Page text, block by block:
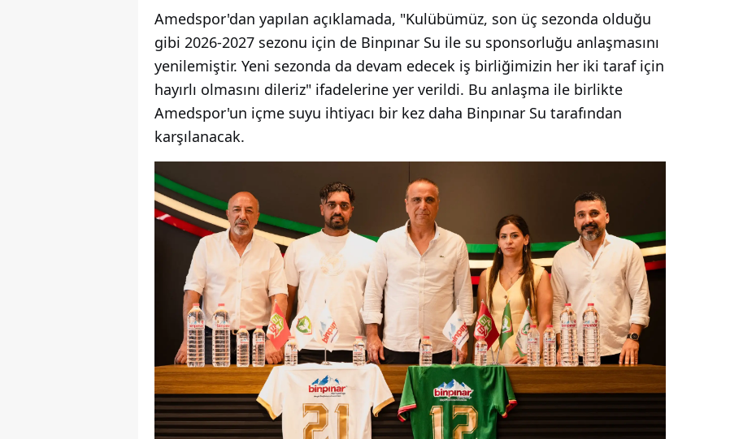
Amedspor'dan yapılan açıklamada, "Kulübümüz, son üç sezonda olduğu
gibi 2026-2027 sezonu için de Binpınar Su ile su sponsorluğu anlaşmasını
yenilemiştir. Yeni sezonda da devam edecek iş birliğimizin her iki taraf için
hayırlı olmasını dileriz" ifadelerine yer verildi. Bu anlaşma ile birlikte
Amedspor'un içme suyu ihtiyacı bir kez daha Binpınar Su tarafından
karşılanacak.